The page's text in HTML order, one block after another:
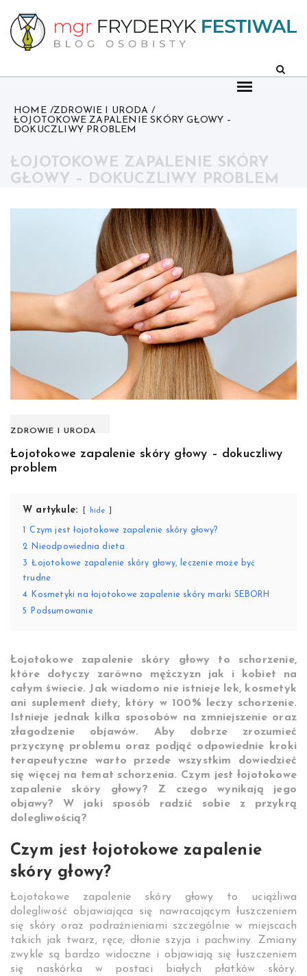
content
HOME
ZDROWIE I URODA
ŁOJOTOKOWE ZAPALENIE SKÓRY GŁOWY –
DOKUCZLIWY PROBLEM
ŁOJOTOKOWE ZAPALENIE SKÓRY
GŁOWY – DOKUCZLIWY PROBLEM
ZDROWIE I URODA
Łojotokowe zapalenie skóry głowy – dokuczliwy
problem
W artykule: hide
Czym jest łojotokowe zapalenie skóry głowy?
2
Nieodpowiednia dieta
3
Łojotokowe zapalenie skóry głowy, leczenie może być
trudne
4
Kosmetyki na łojotokowe zapalenie skóry marki SEBORH
5
Podsumowanie
Łojotokowe zapalenie skóry głowy to schorzenie,
które dotyczy zarówno mężczyzn jak i kobiet na
całym świecie. Jak wiadomo nie istnieje lek, kosmetyk
ani suplement diety, który w 100% leczy schorzenie.
Istnieje jednak kilka sposobów na zmniejszenie oraz
złagodzenie objawów. Aby dobrze zrozumieć
przyczynę problemu oraz podjąć odpowiednie kroki
terapeutyczne warto przede wszystkim dowiedzieć
się więcej na temat schorzenia. Czym jest łojotokowe
zapalenie skóry głowy? Z czego wynikają jego
objawy? W jaki sposób radzić sobie z przykrą
dolegliwością?
Czym jest łojotokowe zapalenie
skóry głowy?
Łojotokowe zapalenie skóry głowy to uciążliwa
dolegliwość objawiająca się nawracającym łuszczeniem
się skóry oraz podrażnieniami szczególnie w miejscach
takich jak twarz, ręce, dłonie szyja i pachwiny. Zmiany
zwykle są bardzo widoczne i objawiają się łuszczeniem
się naskórka w postaci białych płatków skóry.